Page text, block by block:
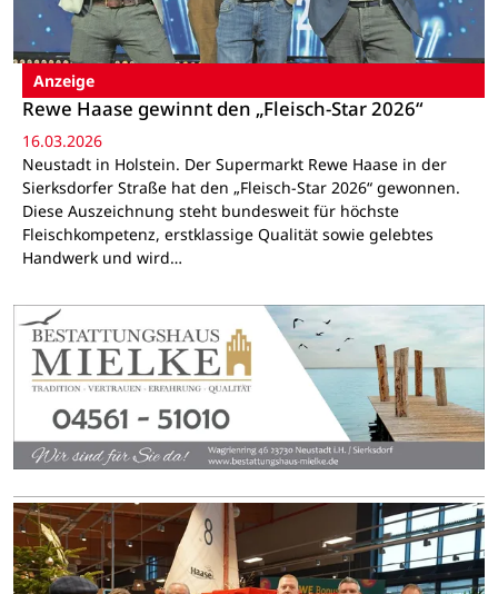
Anzeige
Rewe Haase gewinnt den „Fleisch-Star 2026“
16.03.2026
Neustadt in Holstein. Der Supermarkt Rewe Haase in der
Sierksdorfer Straße hat den „Fleisch-Star 2026“ gewonnen.
Diese Auszeichnung steht bundesweit für höchste
Fleischkompetenz, erstklassige Qualität sowie gelebtes
Handwerk und wird…